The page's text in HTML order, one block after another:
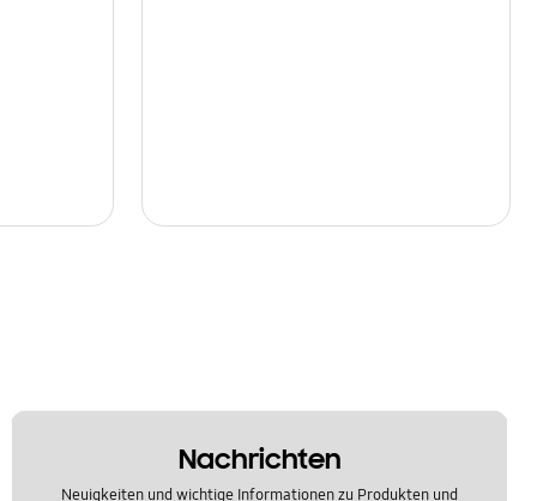
Nachrichten
Neuigkeiten und wichtige Informationen zu Produkten und